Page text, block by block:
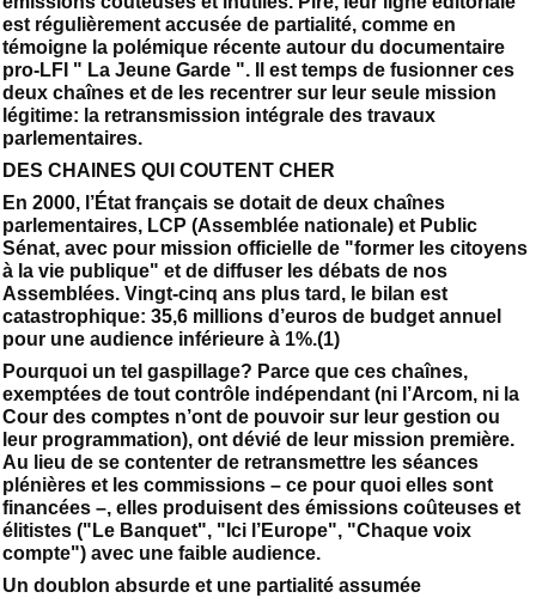
est régulièrement accusée de partialité, comme en
témoigne la polémique récente autour du documentaire
pro-LFI " La Jeune Garde ". Il est temps de fusionner ces
deux chaînes et de les recentrer sur leur seule mission
légitime: la retransmission intégrale des travaux
parlementaires.
DES CHAINES QUI COUTENT CHER
En 2000, l’État français se dotait de deux chaînes
parlementaires, LCP (Assemblée nationale) et Public
Sénat, avec pour mission officielle de "former les citoyens
à la vie publique" et de diffuser les débats de nos
Assemblées. Vingt-cinq ans plus tard, le bilan est
catastrophique: 35,6 millions d’euros de budget annuel
pour une audience inférieure à 1%.(1)
Pourquoi un tel gaspillage? Parce que ces chaînes,
exemptées de tout contrôle indépendant (ni l’Arcom, ni la
Cour des comptes n’ont de pouvoir sur leur gestion ou
leur programmation), ont dévié de leur mission première.
Au lieu de se contenter de retransmettre les séances
plénières et les commissions – ce pour quoi elles sont
financées –, elles produisent des émissions coûteuses et
élitistes ("Le Banquet", "Ici l’Europe", "Chaque voix
compte") avec une faible audience.
Un doublon absurde et une partialité assumée